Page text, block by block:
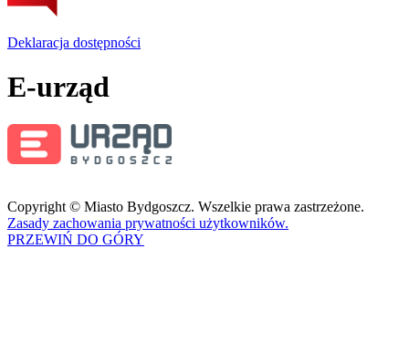
Deklaracja dostępności
E-urząd
Copyright © Miasto Bydgoszcz. Wszelkie prawa zastrzeżone.
Zasady zachowania prywatności użytkowników.
PRZEWIŃ DO GÓRY